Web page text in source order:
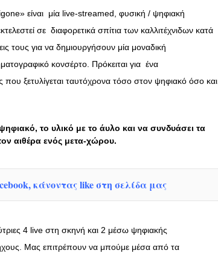
είναι μία live-streamed, φυσική / ψηφιακή
σε διαφορετικά σπίτια των καλλιτέχνιδων κατά
τους για να δημιουργήσουν μία μοναδική
κονσέρτο. Πρόκειται για ένα
ξετυλίγεται ταυτόχρονα τόσο στον ψηφιακό όσο και
το υλικό με το άυλο και να συνδυάσει τα
αιθέρα ενός μετα-χώρου.
κάνοντας like στη σελίδα μας
4 live στη σκηνή και 2 μέσω ψηφιακής
Μας επιτρέπουν να μπούμε μέσα από τα